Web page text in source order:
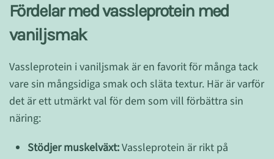
Fördelar med vassleprotein med
vaniljsmak
Vassleprotein i vaniljsmak är en favorit för många tack
vare sin mångsidiga smak och släta textur. Här är varför
det är ett utmärkt val för dem som vill förbättra sin
näring:
Stödjer muskelväxt:Vassleprotein är rikt på